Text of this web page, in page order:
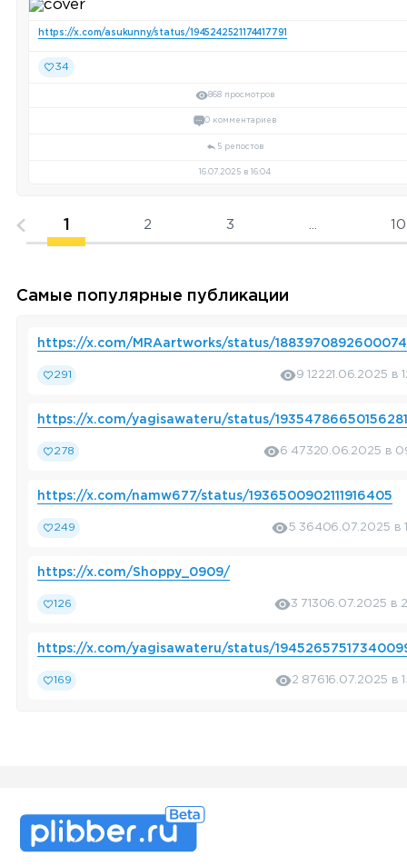
https://x.com/asukunny/status/1945242521174417791
34
868 просмотров
0 комментариев
5 репостов
16.07.2025 в 16:04
1 2 3 10
Самые популярные публикации
https://x.com/MRAartworks/status/
291 9 12221.06.2025 в
https://x.com/yagisawateru/status/
278 6 47320.06.2025 в
https://x.com/namw677/status/1936500902111916405
249 5 36406.07.2025 в
https://x.com/Shoppy_0909/
126 3 71306.07.2025 в
https://x.com/yagisawateru/status/
169 2 87616.07.2025 в